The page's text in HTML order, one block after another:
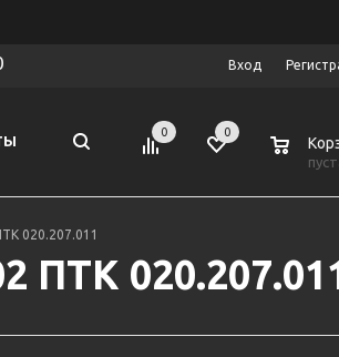
Вход
0 0
020.207.011
ПТК